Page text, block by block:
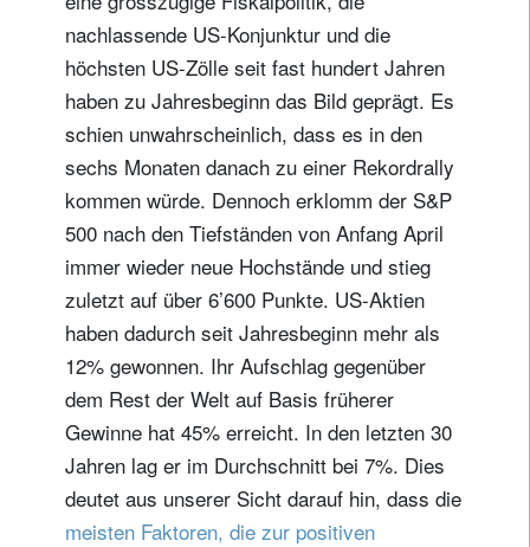
nachlassende US-Konjunktur und die
höchsten US-Zölle seit fast hundert Jahren
haben zu Jahresbeginn das Bild geprägt. Es
schien unwahrscheinlich, dass es in den
sechs Monaten danach zu einer Rekordrally
kommen würde. Dennoch erklomm der S&P
500 nach den Tiefständen von Anfang April
immer wieder neue Hochstände und stieg
zuletzt auf über 6’600 Punkte. US-Aktien
haben dadurch seit Jahresbeginn mehr als
12% gewonnen. Ihr Aufschlag gegenüber
dem Rest der Welt auf Basis früherer
Gewinne hat 45% erreicht. In den letzten 30
Jahren lag er im Durchschnitt bei 7%. Dies
deutet aus unserer Sicht darauf hin, dass die
meisten Faktoren, die zur positiven